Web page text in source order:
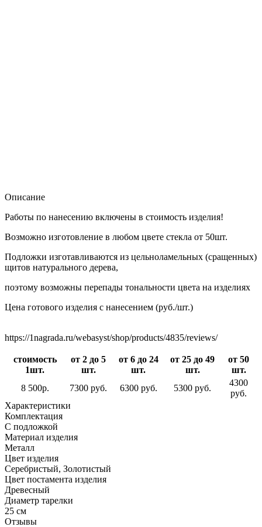
Описание
Работы по нанесению включены в стоимость изделия!
Возможно изготовление в любом цвете стекла от 50шт.
Подложки изготавливаются из цельноламельных (сращенных)
щитов натурального дерева,
поэтому возможны перепады тональности цвета на изделиях
Цена готового изделия с нанесением (руб./шт.)
https://1nagrada.ru/webasyst/shop/products/4835/reviews/
стоимость
1шт.
от 2 до 5
шт.
от 6 до 24
шт.
от 25 до 49
шт.
от 50
шт.
8 500р.
7300 руб. 6300 руб. 5300 руб.
4300
руб.
Характеристики
Комплектация
С подложкой
Материал изделия
Металл
Цвет изделия
Серебристый, Золотистый
Цвет постамента изделия
Древесный
Диаметр тарелки
25 см
Отзывы